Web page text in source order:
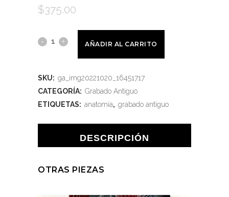
$375.00
AÑADIR AL CARRITO
SKU: ga_img20221020_16451717
CATEGORÍA: Grabado Antiguo
ETIQUETAS: anatomía, grabado antiguo
DESCRIPCIÓN
OTRAS PIEZAS